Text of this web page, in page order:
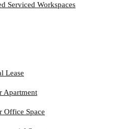
Serviced Workspaces
Lease
Apartment
Office Space